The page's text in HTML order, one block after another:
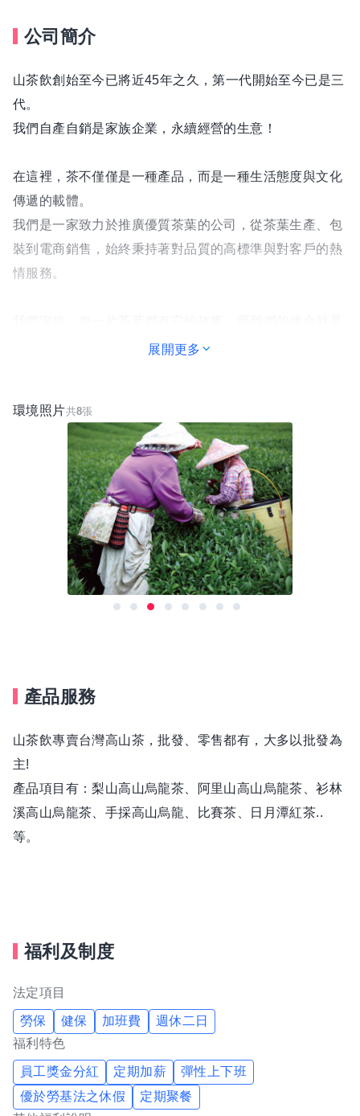
公司簡介
山茶飲創始至今已將近45年之久，第一代開始至今已是三
代。
我們自產自銷是家族企業，永續經營的生意！
在這裡，茶不僅僅是一種產品，而是一種生活態度與文化
傳遞的載體。
我們是一家致力於推廣優質茶葉的公司，從茶葉生產、包
裝到電商銷售，始終秉持著對品質的高標準與對客戶的熱
情服務。
把這份故事分享給世界。
為什麼選擇加入我們？
? 創新與傳統並行，開創無限可能
在我們這裡，你會接觸到茶葉產業最前沿的數位行銷與電
商運營，也會了解最純粹的茶文化，獲得全方位的產業視
? 重視人才培養，提供成長機會
? 溫馨且充滿活力的工作氛圍
我們是一個充滿創意與支持的團隊，氣氛輕鬆、合作無
間。在這裡，你會與一群熱愛茶文化、熱衷創新的夥伴一
起實現夢想。
? 打造國際視野，擴展品牌影響力
• 品質至上：我們對每一片茶葉負責，確保最高標準的品
• 創新精神：不拘泥於傳統，積極探索茶葉的更多可能
性。
• 顧客導向：以客戶的需求為核心，提供最貼心的服務與
體驗。
展開更多
環境照片共8張
產品服務
山茶飲專賣台灣高山茶，批發、零售都有，大多以批發為
主!
產品項目有：梨山高山烏龍茶、阿里山高山烏龍茶、衫林
溪高山烏龍茶、手採高山烏龍、比賽茶、日月潭紅茶..
等。
福利及制度
法定項目
勞保 健保 加班費
週休二日
福利特色
員工獎金分紅 定期加薪
彈性上下班
優於勞基法之休假
定期聚餐